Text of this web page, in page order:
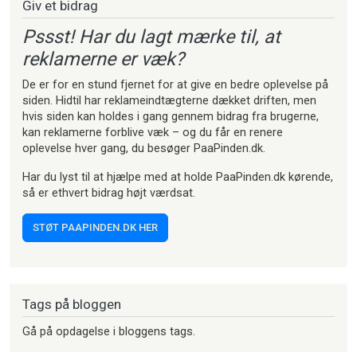
Giv et bidrag
Pssst! Har du lagt mærke til, at
reklamerne er væk?
De er for en stund fjernet for at give en bedre oplevelse på
siden. Hidtil har reklameindtægterne dækket driften, men
hvis siden kan holdes i gang gennem bidrag fra brugerne,
kan reklamerne forblive væk – og du får en renere
oplevelse hver gang, du besøger PaaPinden.dk.
Har du lyst til at hjælpe med at holde PaaPinden.dk kørende,
så er ethvert bidrag højt værdsat.
STØT PAAPINDEN.DK HER
Tags på bloggen
Gå på opdagelse i bloggens tags.